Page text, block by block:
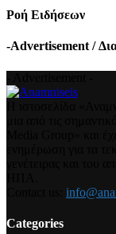
Ροή Ειδήσεων
-Advertisement /
Categories